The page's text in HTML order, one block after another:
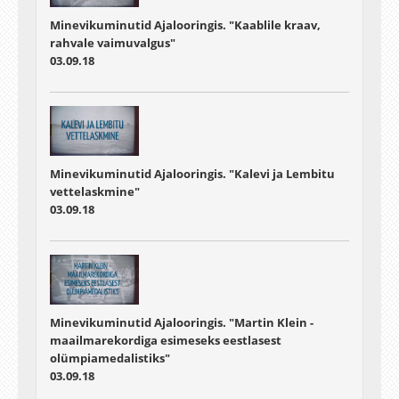
Minevikuminutid Ajalooringis. "Kaablile kraav,
rahvale vaimuvalgus"
03.09.18
Minevikuminutid Ajalooringis. "Kalevi ja Lembitu
vettelaskmine"
03.09.18
Minevikuminutid Ajalooringis. "Martin Klein -
maailmarekordiga esimeseks eestlasest
olümpiamedalistiks"
03.09.18